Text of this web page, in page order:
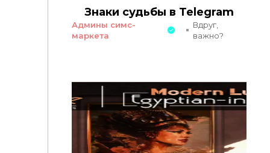
Знаки судьбы в Telegram
Админы симс-
маркета
Вдруг,
важно?